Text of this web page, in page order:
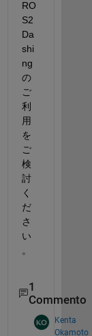
RO
S2
Da
shi
ng
の
ご
利
用
を
ご
検
討
く
だ
さ
い
。
1
Commento
Kenta
Okamoto